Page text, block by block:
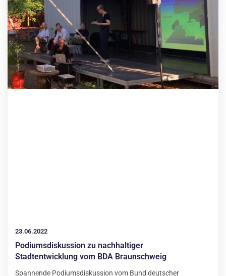
23.06.2022
Podiumsdiskussion zu nachhaltiger
Stadtentwicklung vom BDA Braunschweig
Spannende Podiumsdiskussion vom Bund deutscher